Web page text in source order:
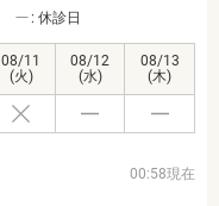
: 休診日
08/11
(火)
08/12
(水)
08/13
(木)
00:58現在